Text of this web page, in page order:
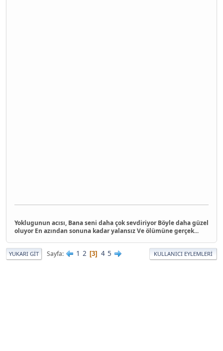
Yoklugunun acısı, Bana seni daha çok sevdiriyor Böyle daha güzel
oluyor En azından sonuna kadar yalansız Ve ölümüne gerçek...
YUKARI GIT Sayfa 1 2 3 4 5 KULLANICI EYLEMLERI